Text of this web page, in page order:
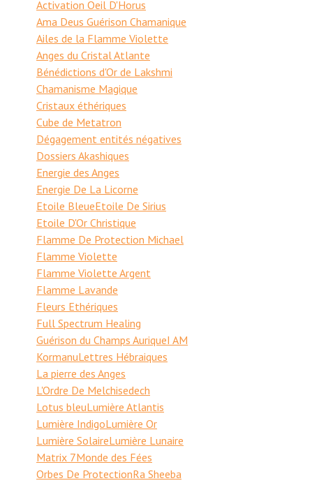
Activation Oeil D'Horus
Ama Deus Guérison Chamanique
Ailes de la Flamme Violette
Anges du Cristal Atlante
Bénédictions d'Or de Lakshmi
Chamanisme Magique
Cristaux éthériques
Cube de Metatron
Dégagement entités négatives
Dossiers Akashiques
Energie des Anges
Energie De La Licorne
Etoile BleueEtoile De Sirius
Etoile D'Or Christique
Flamme De Protection Michael
Flamme Violette
Flamme Violette Argent
Flamme Lavande
Fleurs Ethériques
Full Spectrum Healing
Guérison du Champs AuriqueI AM
KormanuLettres Hébraiques
La pierre des Anges
L'Ordre De Melchisedech
Lotus bleuLumière Atlantis
Lumière IndigoLumière Or
Lumière SolaireLumière Lunaire
Matrix 7Monde des Fées
Orbes De ProtectionRa Sheeba